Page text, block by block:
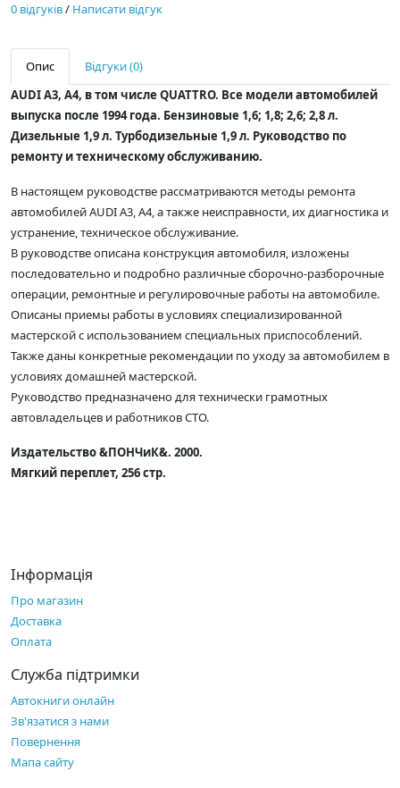
0 відгуків/ Написати відгук
Опис
Відгуки (0)
AUDI A3, A4, в том числе QUATTRO. Все модели автомобилей
выпуска после 1994 года. Бензиновые 1,6; 1,8; 2,6; 2,8 л.
Дизельные 1,9 л. Турбодизельные 1,9 л. Руководство по
ремонту и техническому обслуживанию.
В настоящем руководстве рассматриваются методы ремонта
автомобилей AUDI A3, A4, а также неисправности, их диагностика и
устранение, техническое обслуживание.
В руководстве описана конструкция автомобиля, изложены
последовательно и подробно различные сборочно-разборочные
операции, ремонтные и регулировочные работы на автомобиле.
Описаны приемы работы в условиях специализированной
мастерской с использованием специальных приспособлений.
Также даны конкретные рекомендации по уходу за автомобилем в
условиях домашней мастерской.
Руководство предназначено для технически грамотных
автовладельцев и работников СТО.
Издательство &ПОНЧиК&. 2000.
Мягкий переплет, 256 стр.
Інформація
Про магазин
Доставка
Оплата
Служба підтримки
Автокниги онлайн
Зв'язатися з нами
Повернення
Мапа сайту